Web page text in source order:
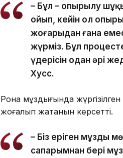
– Бұл – опырылу
ойып, кейін ол
жоғарыдан ғана
жүрміз. Бұл
үдерісін одан әрі
Хусс.
Рона мұздығында
жоғалып жатқанын көрсетті.
– Біз еріген мұздың
сапарымнан бері